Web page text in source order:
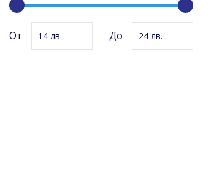
14
14От До